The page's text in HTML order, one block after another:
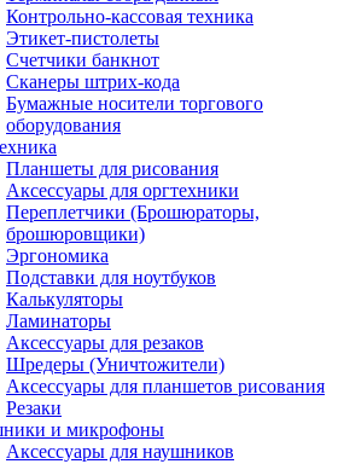
Контрольно-кассовая техника
Этикет-пистолеты
Счетчики банкнот
Сканеры штрих-кода
Бумажные носители торгового
оборудования
Планшеты для рисования
Аксессуары для оргтехники
Переплетчики (Брошюраторы,
брошюровщики)
Эргономика
Подставки для ноутбуков
Калькуляторы
Ламинаторы
Аксессуары для резаков
Шредеры (Уничтожители)
Аксессуары для планшетов рисования
Резаки
и микрофоны
Аксессуары для наушников